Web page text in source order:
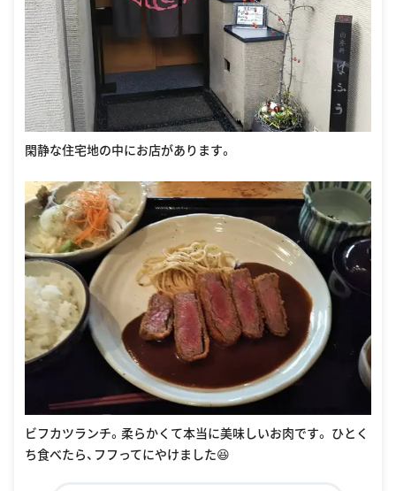
閑静な住宅地の中にお店があります。
ビフカツランチ。柔らかくて本当に美味しいお肉です。 ひとく
ち食べたら、フフってにやけました😆